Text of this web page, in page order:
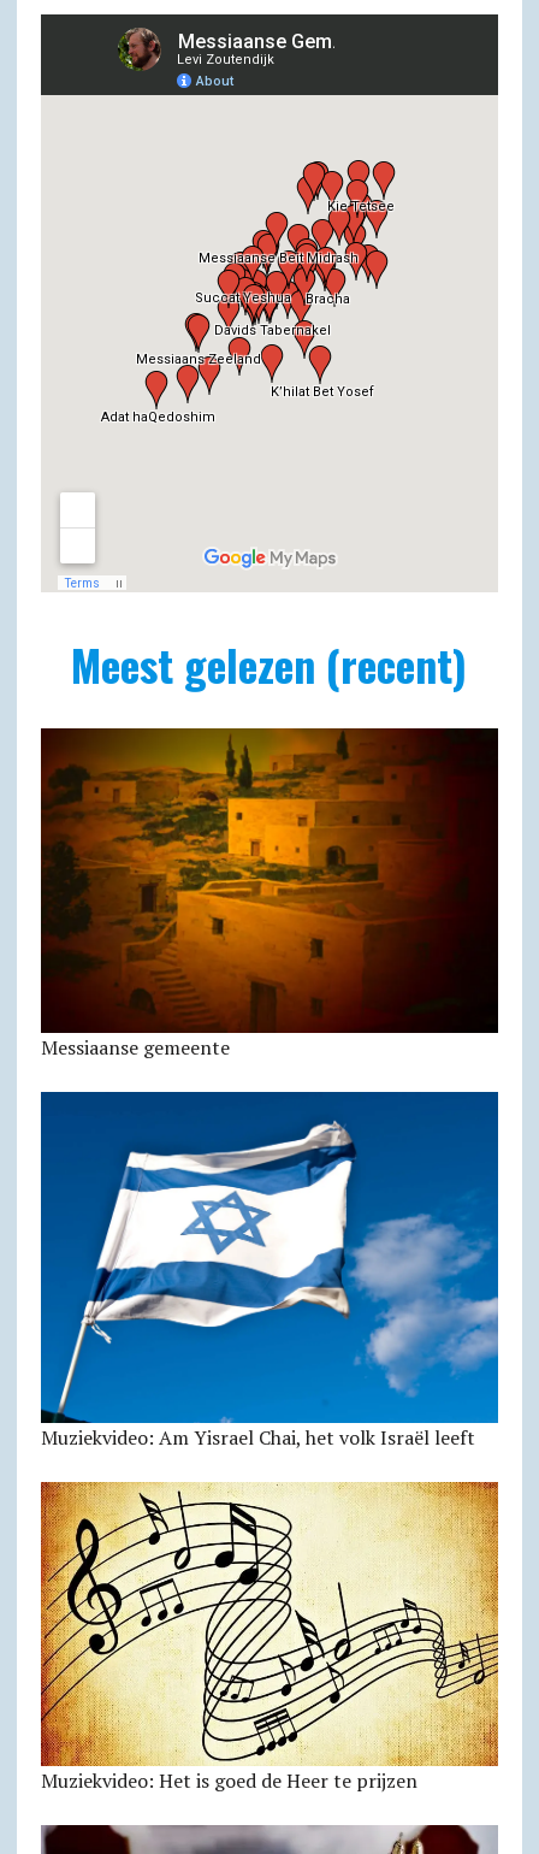
Meest gelezen (recent)
Messiaanse gemeente
Muziekvideo: Am Yisrael Chai, het volk Israël leeft
Muziekvideo: Het is goed de Heer te prijzen